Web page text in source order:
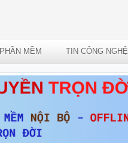
PHẦN MỀM TIN CÔNG NGHỆ